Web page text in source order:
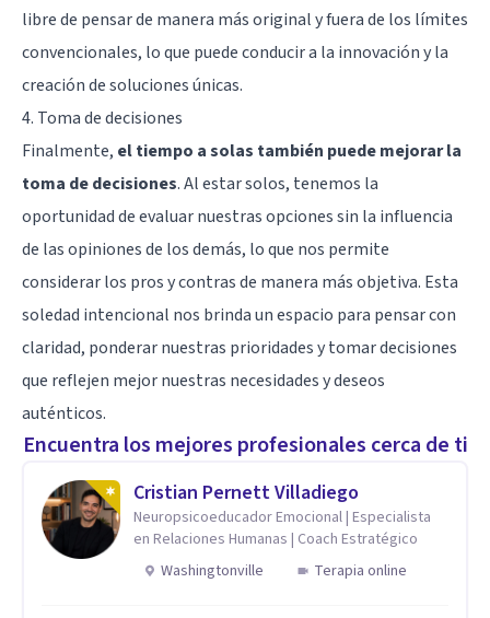
libre de pensar de manera más original y fuera de los límites
convencionales, lo que puede conducir a la innovación y la
creación de soluciones únicas.
4. Toma de decisiones
Finalmente, el tiempo a solas también puede mejorar la
toma de decisiones. Al estar solos, tenemos la
oportunidad de evaluar nuestras opciones sin la influencia
de las opiniones de los demás, lo que nos permite
considerar los pros y contras de manera más objetiva. Esta
soledad intencional nos brinda un espacio para pensar con
claridad, ponderar nuestras prioridades y tomar decisiones
que reflejen mejor nuestras necesidades y deseos
auténticos.
Encuentra los mejores profesionales cerca de ti
Cristian Pernett Villadiego
Neuropsicoeducador Emocional | Especialista
en Relaciones Humanas | Coach Estratégico
Washingtonville
Terapia online